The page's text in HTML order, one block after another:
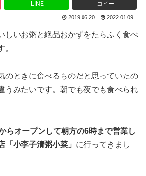
LINE コピー
2019.06.20 2022.01.09
しいお粥と絶品おかずをたらふく食べ
。
のときに食べるものだと思っていたの
うみたいです。朝でも夜でも食べられ
らオープンして朝方の6時まで営業し
「小李子清粥小菜」 に行ってきまし